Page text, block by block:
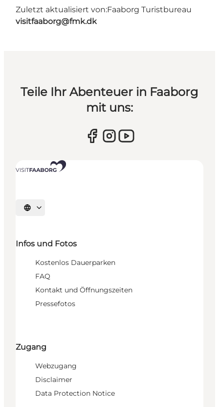
Zuletzt aktualisiert von:Faaborg Turistbureau
visitfaaborg@fmk.dk
Teile Ihr Abenteuer in Faaborg
mit uns:
Sprache auswählen
Infos und Fotos
Kostenlos Dauerparken
FAQ
Kontakt und Öffnungszeiten
Pressefotos
Zugang
Webzugang
Disclaimer
Data Protection Notice